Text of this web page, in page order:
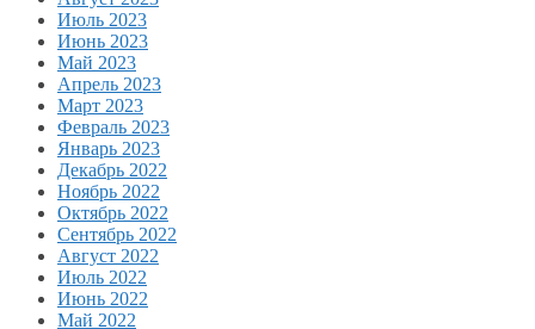
Июль 2023
Июнь 2023
Май 2023
Апрель 2023
Март 2023
Февраль 2023
Январь 2023
Декабрь 2022
Ноябрь 2022
Октябрь 2022
Сентябрь 2022
Август 2022
Июль 2022
Июнь 2022
Май 2022